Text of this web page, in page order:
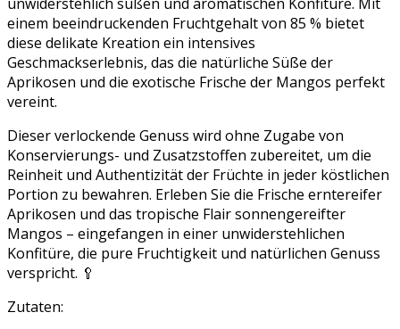
einem beeindruckenden Fruchtgehalt von 85 % bietet
diese delikate Kreation ein intensives
Geschmackserlebnis, das die natürliche Süße der
Aprikosen und die exotische Frische der Mangos perfekt
vereint.
Dieser verlockende Genuss wird ohne Zugabe von
Konservierungs- und Zusatzstoffen zubereitet, um die
Reinheit und Authentizität der Früchte in jeder köstlichen
Portion zu bewahren. Erleben Sie die Frische erntereifer
Aprikosen und das tropische Flair sonnengereifter
Mangos – eingefangen in einer unwiderstehlichen
Konfitüre, die pure Fruchtigkeit und natürlichen Genuss
verspricht. 🥄
Zutaten: